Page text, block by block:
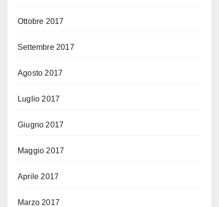
Ottobre 2017
Settembre 2017
Agosto 2017
Luglio 2017
Giugno 2017
Maggio 2017
Aprile 2017
Marzo 2017